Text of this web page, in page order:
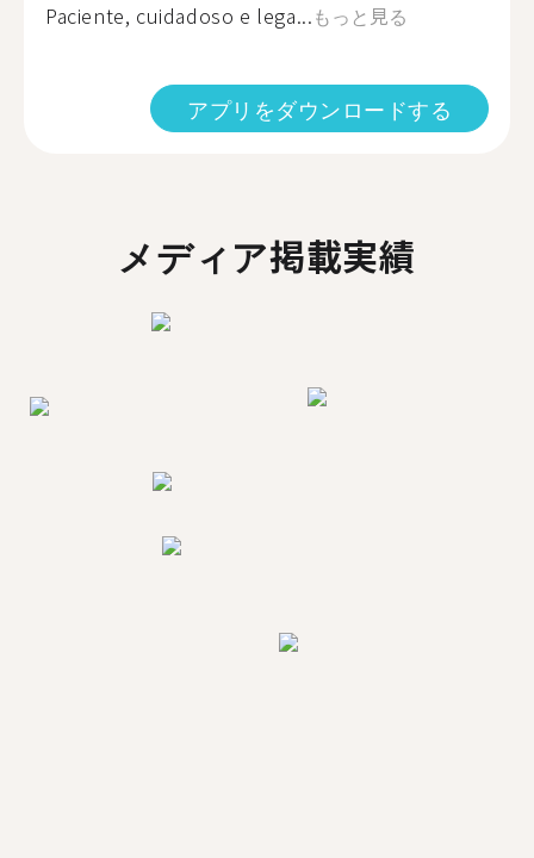
Paciente, cuidadoso e lega...もっと見る
アプリをダウンロードする
メディア掲載実績